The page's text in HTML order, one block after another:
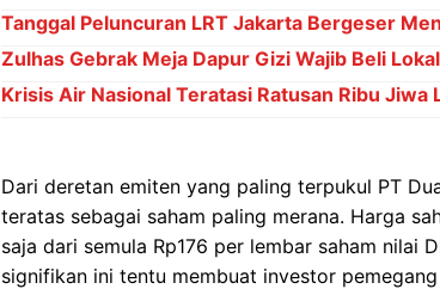
Tanggal Peluncuran LRT Jakarta Bergeser
Zulhas Gebrak Meja Dapur Gizi Wajib Beli Lokal
Krisis Air Nasional Teratasi Ratusan Ribu Jiwa
Dari deretan emiten yang paling terpukul PT
teratas sebagai saham paling merana. Harga
saja dari semula Rp176 per lembar saham nilai
signifikan ini tentu membuat investor